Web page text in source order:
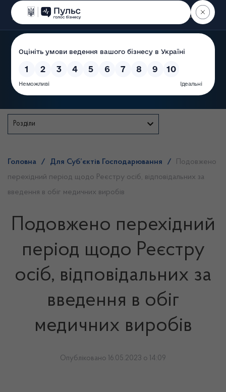
Пошук
Розділи
Головна / Для Суб’єктів Господарювання /
Подовжено
перехідний період щодо Реєстру осіб, відповідальних за
введення в обіг медичних виробів
Подовжено перехідний
період щодо Реєстру
осіб, відповідальних за
введення в обіг
медичних виробів
Опубліковано 16.05.2023 о 14:09